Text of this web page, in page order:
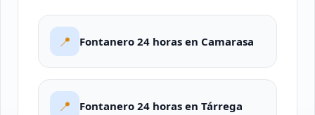
📍 Fontanero 24 horas en Camarasa
📍 Fontanero 24 horas en Tárrega